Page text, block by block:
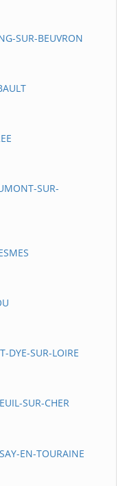
SUR-BEUVRON
SUR-
SUR-LOIRE
SUR-CHER
EN-TOURAINE